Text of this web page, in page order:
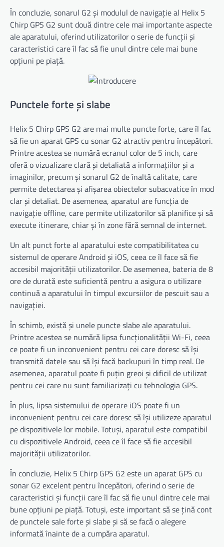
În concluzie, sonarul G2 și modulul de navigație al Helix 5
Chirp GPS G2 sunt două dintre cele mai importante aspecte
ale aparatului, oferind utilizatorilor o serie de funcții și
caracteristici care îl fac să fie unul dintre cele mai bune
opțiuni pe piață.
Punctele forte și slabe
Helix 5 Chirp GPS G2 are mai multe puncte forte, care îl fac
să fie un aparat GPS cu sonar G2 atractiv pentru începători.
Printre acestea se numără ecranul color de 5 inch, care
oferă o vizualizare clară și detaliată a informațiilor și a
imaginilor, precum și sonarul G2 de înaltă calitate, care
permite detectarea și afișarea obiectelor subacvatice în mod
clar și detaliat. De asemenea, aparatul are funcția de
navigație offline, care permite utilizatorilor să planifice și să
execute itinerare, chiar și în zone fără semnal de internet.
Un alt punct forte al aparatului este compatibilitatea cu
sistemul de operare Android și iOS, ceea ce îl face să fie
accesibil majorității utilizatorilor. De asemenea, bateria de 8
ore de durată este suficientă pentru a asigura o utilizare
continuă a aparatului în timpul excursiilor de pescuit sau a
navigației.
În schimb, există și unele puncte slabe ale aparatului.
Printre acestea se numără lipsa funcționalității Wi-Fi, ceea
ce poate fi un inconvenient pentru cei care doresc să își
transmită datele sau să își facă backupuri în timp real. De
asemenea, aparatul poate fi puțin greoi și dificil de utilizat
pentru cei care nu sunt familiarizați cu tehnologia GPS.
În plus, lipsa sistemului de operare iOS poate fi un
inconvenient pentru cei care doresc să își utilizeze aparatul
pe dispozitivele lor mobile. Totuși, aparatul este compatibil
cu dispozitivele Android, ceea ce îl face să fie accesibil
majorității utilizatorilor.
În concluzie, Helix 5 Chirp GPS G2 este un aparat GPS cu
sonar G2 excelent pentru începători, oferind o serie de
caracteristici și funcții care îl fac să fie unul dintre cele mai
bune opțiuni pe piață. Totuși, este important să se țină cont
de punctele sale forte și slabe și să se facă o alegere
informată înainte de a cumpăra aparatul.